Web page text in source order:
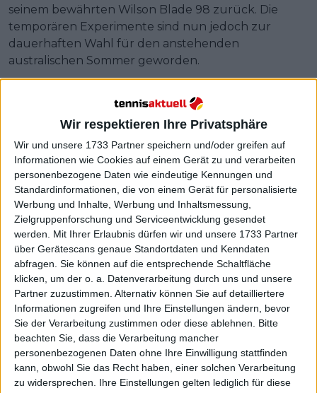
Wir respektieren Ihre Privatsphäre
Wir und unsere 1733 Partner speichern und/oder greifen auf
Informationen wie Cookies auf einem Gerät zu und verarbeiten
personenbezogene Daten wie eindeutige Kennungen und
Standardinformationen, die von einem Gerät für personalisierte
Werbung und Inhalte, Werbung und Inhaltsmessung,
Zielgruppenforschung und Serviceentwicklung gesendet
werden.
Mit Ihrer Erlaubnis dürfen wir und unsere 1733 Partner
über Gerätescans genaue Standortdaten und Kenndaten
abfragen. Sie können auf die entsprechende Schaltfläche
klicken, um der o. a. Datenverarbeitung durch uns und unsere
Partner zuzustimmen. Alternativ können Sie auf detailliertere
Informationen zugreifen und Ihre Einstellungen ändern, bevor
Sie der Verarbeitung zustimmen oder diese ablehnen.
Bitte
beachten Sie, dass die Verarbeitung mancher
personenbezogenen Daten ohne Ihre Einwilligung stattfinden
kann, obwohl Sie das Recht haben, einer solchen Verarbeitung
zu widersprechen. Ihre Einstellungen gelten lediglich für diese
seinem bewährten Wilson Blade 98 zurück. Die
temporären Experimente sind nun jedoch zur
dauerhaften Wahl für den anstehenden
australischen Sommer geworden.
Die Ergebnisse 2025 blieben hinter den
Erwartungen zurück: Er schloss mit einer Bilanz von